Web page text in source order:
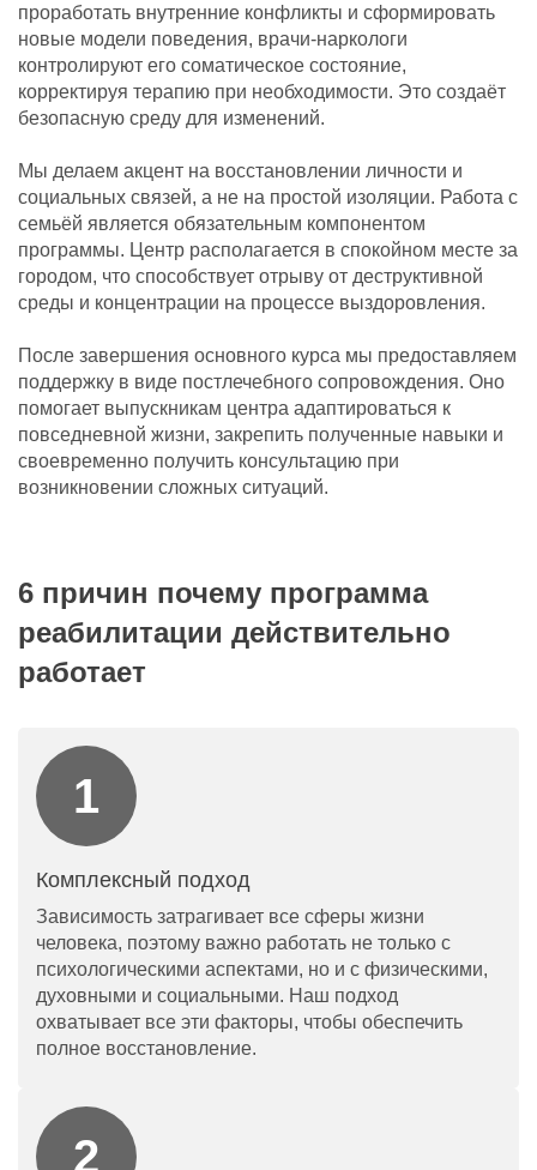
проработать внутренние конфликты и сформировать
новые модели поведения, врачи-наркологи
контролируют его соматическое состояние,
корректируя терапию при необходимости. Это создаёт
безопасную среду для изменений.
Мы делаем акцент на восстановлении личности и
социальных связей, а не на простой изоляции. Работа с
семьёй является обязательным компонентом
программы. Центр располагается в спокойном месте за
городом, что способствует отрыву от деструктивной
среды и концентрации на процессе выздоровления.
После завершения основного курса мы предоставляем
поддержку в виде постлечебного сопровождения. Оно
помогает выпускникам центра адаптироваться к
повседневной жизни, закрепить полученные навыки и
своевременно получить консультацию при
возникновении сложных ситуаций.
6 причин почему программа
реабилитации действительно
работает
Комплексный подход
Зависимость затрагивает все сферы жизни
человека, поэтому важно работать не только с
психологическими аспектами, но и с физическими,
духовными и социальными. Наш подход
охватывает все эти факторы, чтобы обеспечить
полное восстановление.